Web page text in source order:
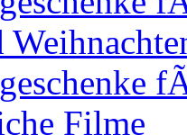
Filme